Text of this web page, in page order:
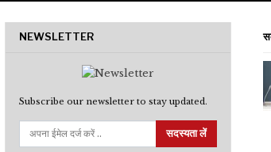
NEWSLETTER
Subscribe our newsletter to stay updated.
सदस्यता लें